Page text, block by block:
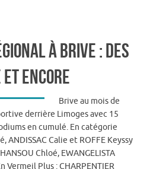
à Brive : Des
et encore
Brive au mois de
derrière Limoges avec 15
en cumulé. En catégorie
ANDISSAC Calie et ROFFE Keyssy
Chloé, EWANGELISTA
Vermeil Plus : CHARPENTIER